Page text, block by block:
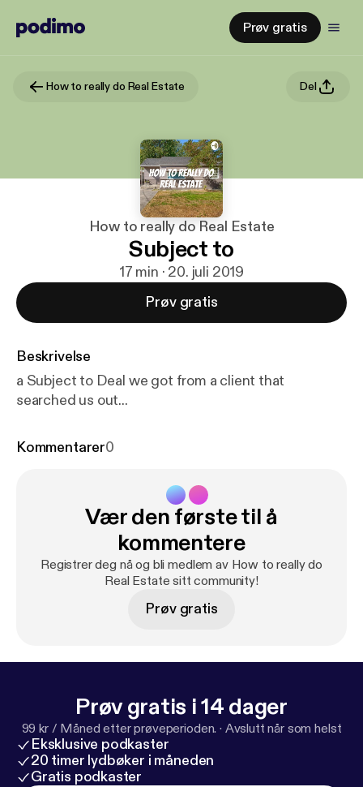
Prøv gratis
How to really do Real Estate Del
How to really do Real Estate
Subject to
17 min · 20. juli 2019
Prøv gratis
Beskrivelse
a Subject to Deal we got from a client that
searched us out...
Kommentarer0
Vær den første til å
kommentere
Registrer deg nå og bli medlem av How to really do
Real Estate sitt community!
Prøv gratis
Prøv gratis i 14 dager
99 kr / Måned etter prøveperioden. · Avslutt når som helst
Eksklusive podkaster
20 timer lydbøker i måneden
Gratis podkaster